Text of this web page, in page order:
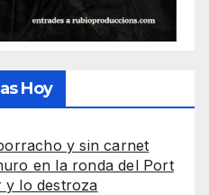
Hoy
y sin carnet
en la ronda del Port
y lo destroza